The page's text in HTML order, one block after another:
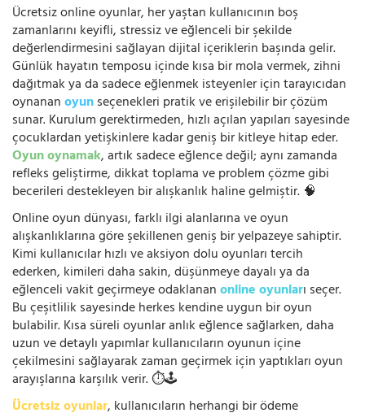
Ücretsiz online oyunlar, her yaştan kullanıcının boş
zamanlarını keyifli, stressiz ve eğlenceli bir şekilde
değerlendirmesini sağlayan dijital içeriklerin başında gelir.
Günlük hayatın temposu içinde kısa bir mola vermek, zihni
dağıtmak ya da sadece eğlenmek isteyenler için tarayıcıdan
oynananoyunseçenekleri pratik ve erişilebilir bir çözüm
sunar. Kurulum gerektirmeden, hızlı açılan yapıları sayesinde
çocuklardan yetişkinlere kadar geniş bir kitleye hitap eder.
Oyun oynamak, artık sadece eğlence değil; aynı zamanda
refleks geliştirme, dikkat toplama ve problem çözme gibi
becerileri destekleyen bir alışkanlık haline gelmiştir. 🧠
Online oyun dünyası, farklı ilgi alanlarına ve oyun
alışkanlıklarına göre şekillenen geniş bir yelpazeye sahiptir.
Kimi kullanıcılar hızlı ve aksiyon dolu oyunları tercih
ederken, kimileri daha sakin, düşünmeye dayalı ya da
eğlenceli vakit geçirmeye odaklananonline oyunları seçer.
Bu çeşitlilik sayesinde herkes kendine uygun bir oyun
bulabilir. Kısa süreli oyunlar anlık eğlence sağlarken, daha
uzun ve detaylı yapımlar kullanıcıların oyunun içine
çekilmesini sağlayarak zaman geçirmek için yaptıkları oyun
arayışlarına karşılık verir. ⏱️🕹️
Ücretsiz oyunlar, kullanıcıların herhangi bir ödeme